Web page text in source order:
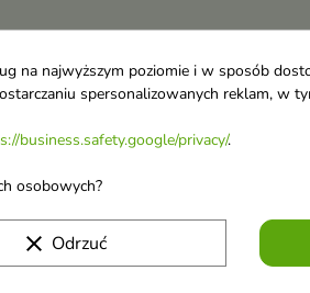
zrezygnować w każdej chwili. W tym celu
informacji prawnej.
Akceptujęregulamin sklepu politykę
na najwyższym poziomie i w sposób
spersonalizowanych reklam, w
business.safety.google/privacy/.
osobowych?
clear Odrzuć